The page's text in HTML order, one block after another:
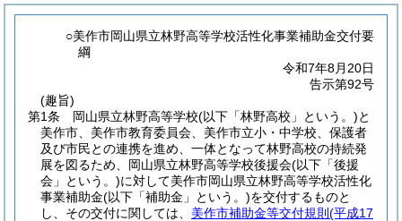
○美作市岡山県立林野高等学校活性化事業補助金交付要
綱
令和7年8月20日
告示第92号
(趣旨)
第1条
岡山県立林野高等学校(以下「林野高校」という。)と
美作市、美作市教育委員会、美作市立小・中学校、保護者
及び市民との連携を進め、一体となって林野高校の持続発
展を図るため、岡山県立林野高等学校後援会(以下「後援
会」という。)に対して美作市岡山県立林野高等学校活性化
事業補助金(以下「補助金」という。)を交付するものと
し、その交付に関しては、 美作市補助金等交付規則 (平成17